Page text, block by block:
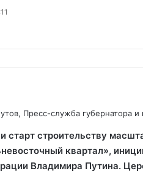
Пресс-служба губернатора и
старт строительству
квартал»,
Владимира Путина.